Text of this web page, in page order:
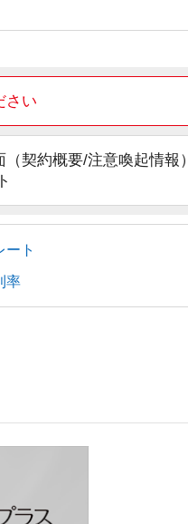
さい
契約概要/注意喚起情報）
ート
率